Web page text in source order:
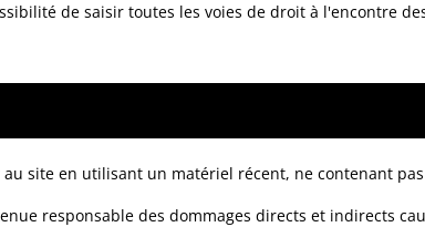
de saisir toutes les voies de droit à l'encontre
site en utilisant un matériel récent, ne contenant
responsable des dommages directs et indirects